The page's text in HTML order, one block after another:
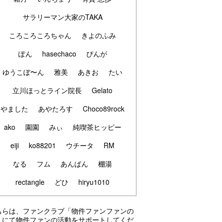
サラリーマン大家のTAKA
ころころころちゃん
きよのふみ
ぽん
hasechaco
ぴんが
ゆうこぼ〜ん
雅美 あきお
たい
立川ほっとライン院長
Gelato
やました
あやたろす
Choco89rock
ako
園園 みぃ
純喫茶ヒッピー
eiji
ko88201 ウチータ
RM
なる
フム あんぱん
棚湯
rectangle
どひ hiryu1010
らは、ファンクラブ「物件ファンファンの
にて物件ファンの活動をサポートしてくだ